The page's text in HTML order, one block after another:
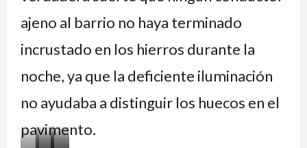
ajeno al barrio no haya terminado
incrustado en los hierros durante la
noche, ya que la deficiente iluminación
no ayudaba a distinguir los huecos en el
pavimento.